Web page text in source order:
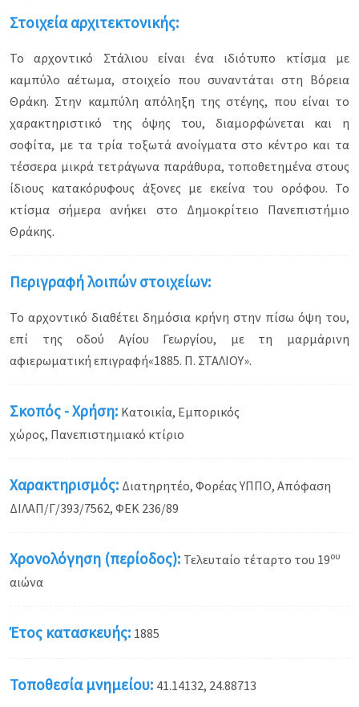
Στοιχεία αρχιτεκτονικής:
Το αρχοντικό Στάλιου είναι ένα ιδιότυπο κτίσμα με
καμπύλο αέτωμα, στοιχείο που συναντάται στη Βόρεια
Θράκη. Στην καμπύλη απόληξη της στέγης, που είναι το
χαρακτηριστικό της όψης του, διαμορφώνεται και η
σοφίτα, με τα τρία τοξωτά ανοίγματα στο κέντρο και τα
τέσσερα μικρά τετράγωνα παράθυρα, τοποθετημένα στους
ίδιους κατακόρυφους άξονες με εκείνα του ορόφου. Το
κτίσμα σήμερα ανήκει στο Δημοκρίτειο Πανεπιστήμιο
Θράκης.
Περιγραφή λοιπών στοιχείων:
Το αρχοντικό διαθέτει δημόσια κρήνη στην πίσω όψη του,
επί της οδού Αγίου Γεωργίου, με τη μαρμάρινη
αφιερωματική επιγραφή«1885. Π. ΣΤΑΛΙΟΥ».
Σκοπός - Χρήση: Κατοικία, Εμπορικός
χώρος, Πανεπιστημιακό κτίριο
Χαρακτηρισμός: Διατηρητέο, Φορέας ΥΠΠΟ, Απόφαση
ΔΙΛΑΠ/Γ/393/7562, ΦΕΚ 236/89
Χρονολόγηση (περίοδος): Τελευταίο τέταρτο του 19ου
αιώνα
Έτος κατασκευής: 1885
Τοποθεσία μνημείου: 41.14132, 24.88713